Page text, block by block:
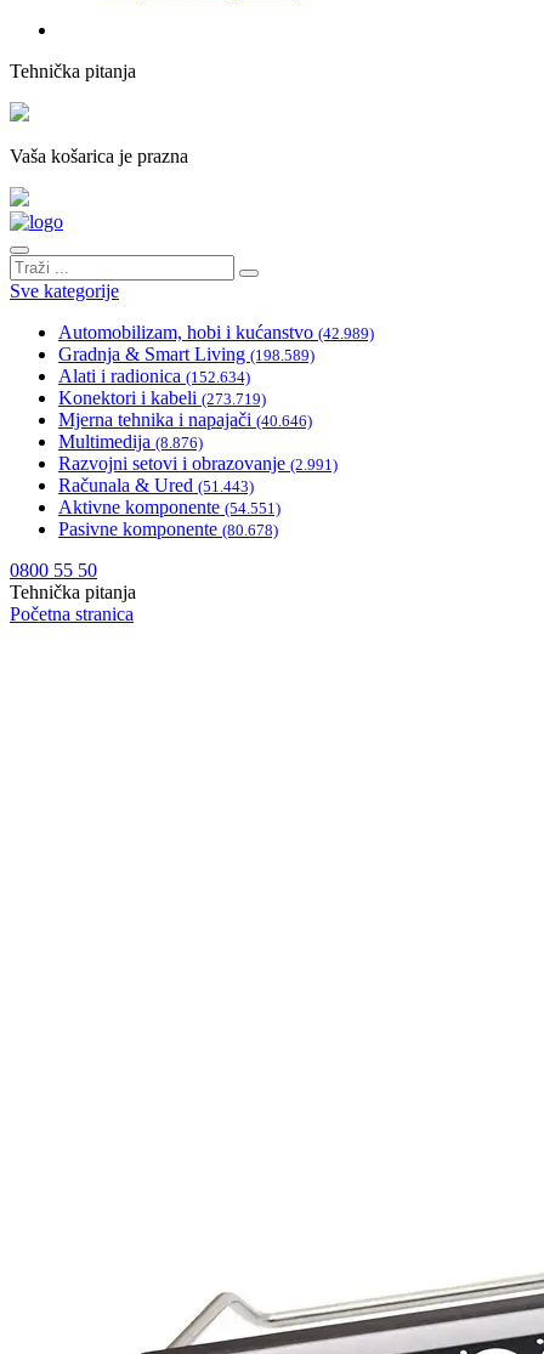
Tehnička pitanja
Vaša košarica je prazna
Sve kategorije
Automobilizam, hobi i kućanstvo (42.989)
Gradnja & Smart Living (198.589)
Alati i radionica (152.634)
Konektori i kabeli (273.719)
Mjerna tehnika i napajači (40.646)
Multimedija (8.876)
Razvojni setovi i obrazovanje (2.991)
Računala & Ured (51.443)
Aktivne komponente (54.551)
Pasivne komponente (80.678)
0800 55 50
Tehnička pitanja
Početna stranica